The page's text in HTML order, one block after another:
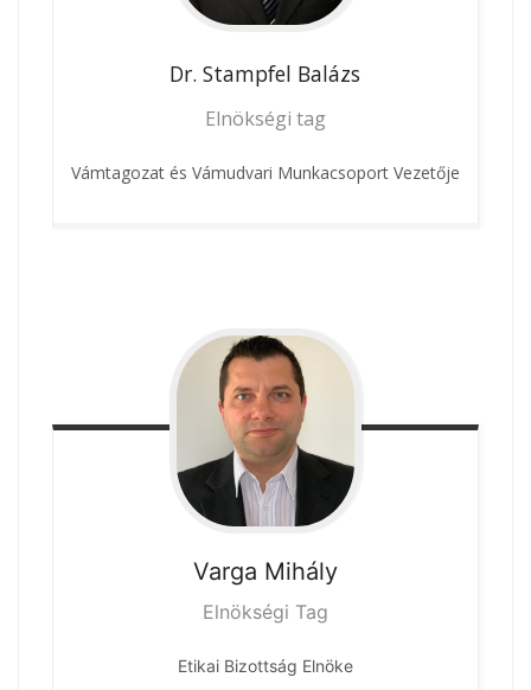
Dr. Stampfel Balázs
Elnökségi tag
Vámtagozat és Vámudvari Munkacsoport Vezetője
Varga Mihály
Elnökségi Tag
Etikai Bizottság Elnöke